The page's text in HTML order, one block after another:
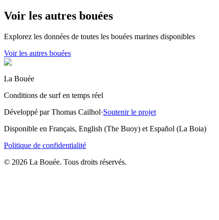
Voir les autres bouées
Explorez les données de toutes les bouées marines disponibles
Voir les autres bouées
La Bouée
Conditions de surf en temps réel
Développé par Thomas Cailhol·Soutenir le projet
Disponible en Français, English (The Buoy) et Español (La Boia)
Politique de confidentialité
© 2026 La Bouée. Tous droits réservés.